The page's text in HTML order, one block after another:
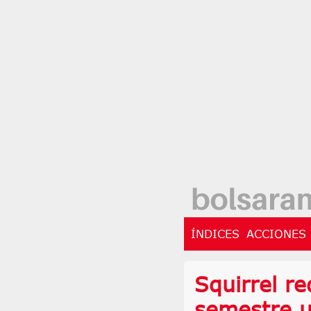
ÍNDICES ACCIONES
Squirrel